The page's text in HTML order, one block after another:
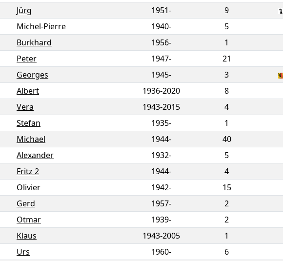
Jürg 1951-
9
Michel-Pierre 1940-
5
Burkhard 1956-
1
Peter 1947-
21
Georges 1945-
3
Albert 1936-2020
8
Vera 1943-2015
4
Stefan 1935-
1
Michael 1944-
40
Alexander 1932-
5
Fritz 2 1944-
4
Olivier 1942-
15
Gerd 1957-
2
Otmar 1939-
2
Klaus 1943-2005
1
Urs 1960-
6